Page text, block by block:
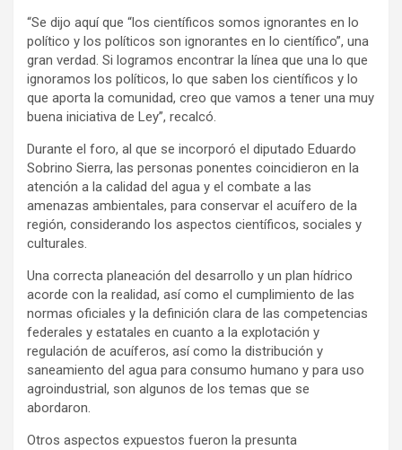
“Se dijo aquí que “los científicos somos ignorantes en lo
político y los políticos son ignorantes en lo científico”, una
gran verdad. Si logramos encontrar la línea que una lo que
ignoramos los políticos, lo que saben los científicos y lo
que aporta la comunidad, creo que vamos a tener una muy
buena iniciativa de Ley”, recalcó.
Durante el foro, al que se incorporó el diputado Eduardo
Sobrino Sierra, las personas ponentes coincidieron en la
atención a la calidad del agua y el combate a las
amenazas ambientales, para conservar el acuífero de la
región, considerando los aspectos científicos, sociales y
culturales.
Una correcta planeación del desarrollo y un plan hídrico
acorde con la realidad, así como el cumplimiento de las
normas oficiales y la definición clara de las competencias
federales y estatales en cuanto a la explotación y
regulación de acuíferos, así como la distribución y
saneamiento del agua para consumo humano y para uso
agroindustrial, son algunos de los temas que se
abordaron.
Otros aspectos expuestos fueron la presunta